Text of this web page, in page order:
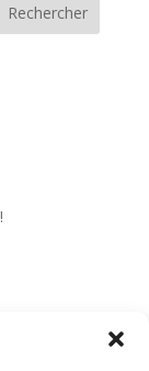
Rechercher